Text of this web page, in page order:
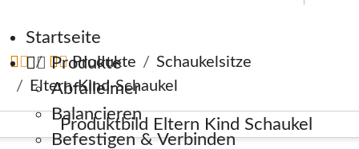
Navigation überspringen
Startseite
Produkte
Abfalleimer
Balancieren
Befestigen & Verbinden
Produkte
Schaukelsitze
Eltern-Kind-Schaukel